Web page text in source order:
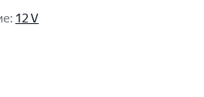
: 12 V